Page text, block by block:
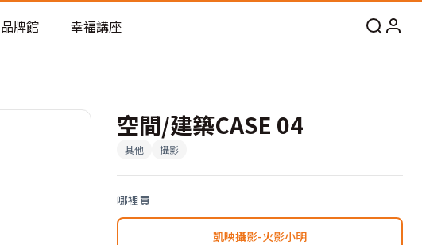
品牌館 幸福講座
空間/建築CASE 04
其他 攝影
哪裡買
凱映攝影-火影小明